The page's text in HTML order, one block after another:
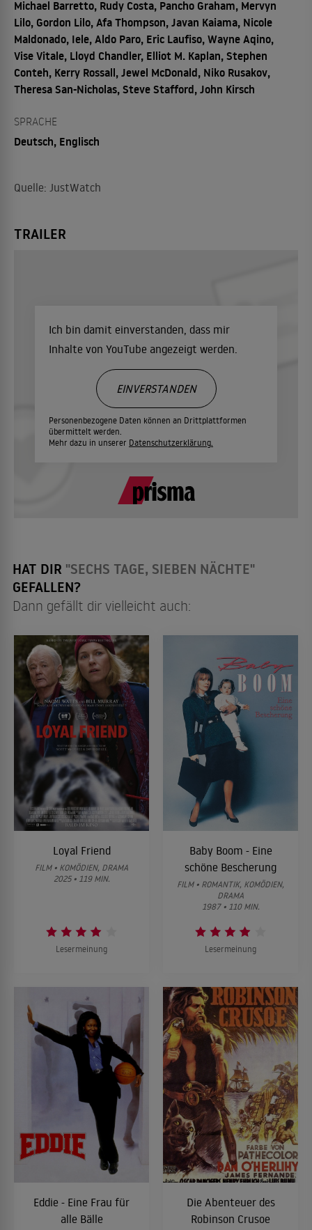
Michael Barretto, Rudy Costa, Pancho Graham, Mervyn
Lilo, Gordon Lilo, Afa Thompson, Javan Kaiama, Nicole
Maldonado, Iele, Aldo Paro, Eric Laufiso, Wayne Aqino,
Vise Vitale, Lloyd Chandler, Elliot M. Kaplan, Stephen
Conteh, Kerry Rossall, Jewel McDonald, Niko Rusakov,
Theresa San-Nicholas, Steve Stafford, John Kirsch
SPRACHE
Deutsch, Englisch
Quelle: JustWatch
TRAILER
Ich bin damit einverstanden, dass mir
Inhalte von YouTube angezeigt werden.
Personenbezogene Daten können an Drittplattformen
übermittelt werden.
Mehr dazu in unserer Datenschutzerklärung.
EINVERSTANDEN
HAT DIR "SECHS TAGE, SIEBEN NÄCHTE"
GEFALLEN?
Dann gefällt dir vielleicht auch:
Loyal Friend
FILM • KOMÖDIEN, DRAMA
2025 • 119 MIN.
Lesermeinung
Baby Boom - Eine
schöne Bescherung
FILM • ROMANTIK, KOMÖDIEN,
DRAMA
1987 • 110 MIN.
Lesermeinung
Eddie - Eine Frau für
alle Bälle
Die Abenteuer des
Robinson Crusoe